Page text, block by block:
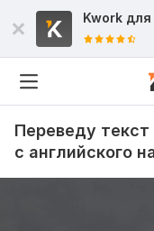
Kwork для
Переведу текст
с английского